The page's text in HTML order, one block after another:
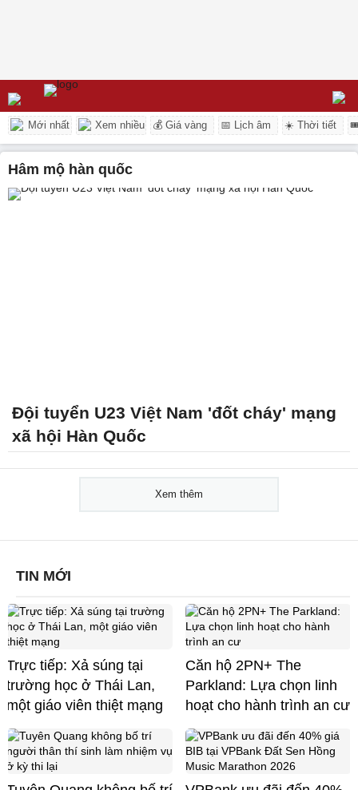
Mới nhất Xem nhiều 💰 Giá vàng 📅 Lịch âm ☀️ Thời tiết
hâm mộ hàn quốc
Đội tuyển U23 Việt Nam 'đốt cháy' mạng
xã hội Hàn Quốc
Xem thêm
TIN MỚI
Trực tiếp: Xả súng tại
trường học ở Thái Lan,
một giáo viên thiệt mạng
Căn hộ 2PN+ The
Parkland: Lựa chọn linh
hoạt cho hành trình an cư